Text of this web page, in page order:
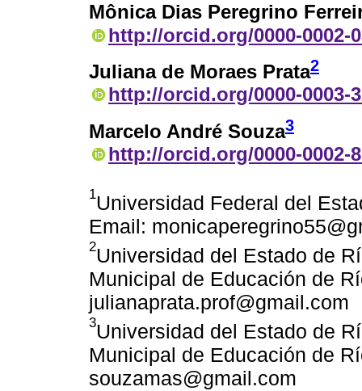
Mônica Dias Peregrino
http://orcid.org/0000-0002-
Juliana de Moraes Prata2
http://orcid.org/0000-0003-
Marcelo André Souza3
http://orcid.org/0000-0002-
1Universidad Federal del
Email:
2Universidad del Estado de
Municipal de Educación de
julianaprata.prof@gmail.com
3Universidad del Estado de
Municipal de Educación de
souzamas@gmail.com